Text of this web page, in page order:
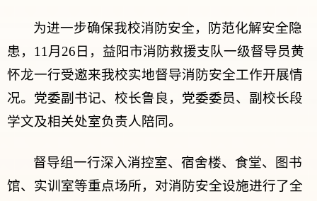
为进一步确保我校消防安全，防范化解安全隐
患，11月26日，益阳市消防救援支队一级督导员黄
怀龙一行受邀来我校实地督导消防安全工作开展情
况。党委副书记、校长鲁良，党委委员、副校长段
学文及相关处室负责人陪同。
督导组一行深入消控室、宿舍楼、食堂、图书
馆、实训室等重点场所，对消防安全设施进行了全